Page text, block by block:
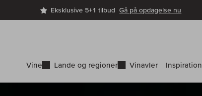
Eksklusive 5+1 tilbudGå på opdagelse nu
Vine Lande og regioner Vinavler Inspiration